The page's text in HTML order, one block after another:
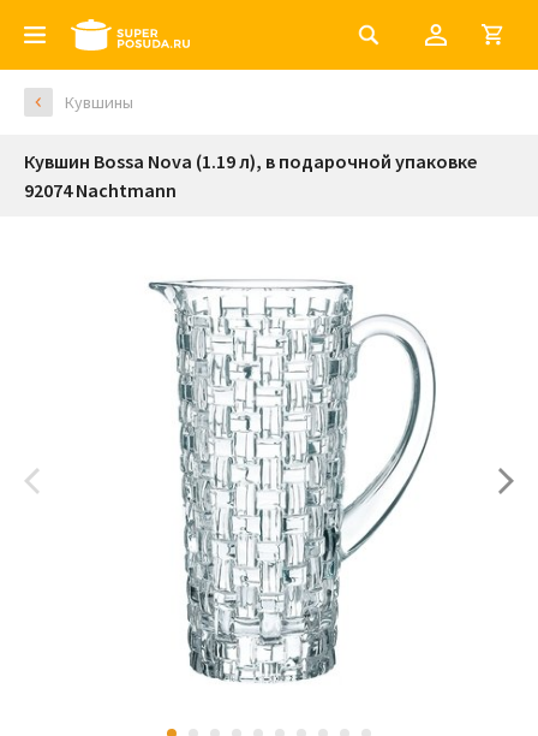
Кувшины
Кувшин Bossa Nova (1.19 л), в подарочной упаковке
92074 Nachtmann